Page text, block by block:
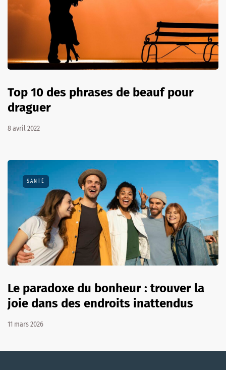
Top 10 des phrases de beauf pour
draguer
8 avril 2022
SANTÉ
Le paradoxe du bonheur : trouver la
joie dans des endroits inattendus
11 mars 2026